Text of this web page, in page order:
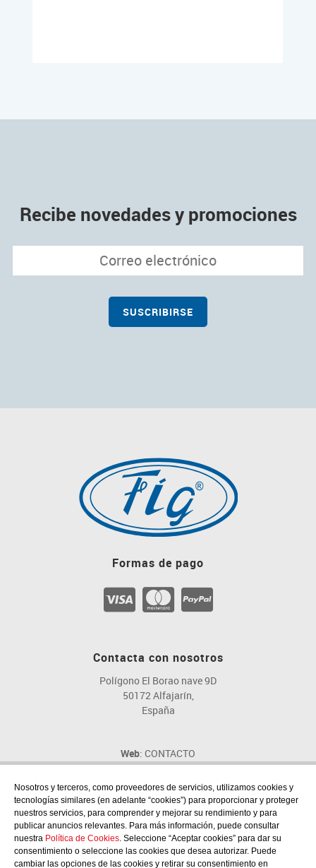
Recibe novedades y promociones
Formas de pago
Contacta con nosotros
Polígono El Borao nave 9D
50172 Alfajarín,
España
Web: CONTACTO
Email: fig@fig.es
Teléfono: 976 107 046
Síguenos en las redes sociales
Nosotros y terceros, como proveedores de servicios, utilizamos cookies y
tecnologías similares (en adelante “cookies”) para proporcionar y proteger
nuestros servicios, para comprender y mejorar su rendimiento y para
publicar anuncios relevantes. Para más información, puede consultar
nuestra Política de Cookies. Seleccione “Aceptar cookies” para dar su
consentimiento o seleccione las cookies que desea autorizar. Puede
cambiar las opciones de las cookies y retirar su consentimiento en